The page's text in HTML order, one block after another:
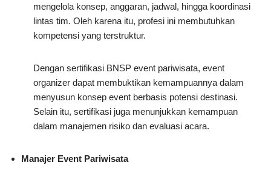
mengelola konsep, anggaran, jadwal, hingga koordinasi
lintas tim. Oleh karena itu, profesi ini membutuhkan
kompetensi yang terstruktur.
Dengan sertifikasi BNSP event pariwisata, event
organizer dapat membuktikan kemampuannya dalam
menyusun konsep event berbasis potensi destinasi.
Selain itu, sertifikasi juga menunjukkan kemampuan
dalam manajemen risiko dan evaluasi acara.
Manajer Event Pariwisata